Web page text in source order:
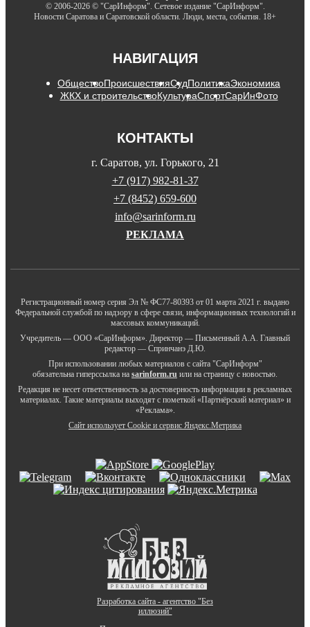
© 2006-2026 © "СарИнформ". Сетевое издание "СарИнформ".
Новости Саратова и Саратовской области. Люди, места, события. 18+
НАВИГАЦИЯ
ОбществоПроисшествияСудПолитикаЭкономика
ЖКХ и строительствоКультураСпортСарИнФото
КОНТАКТЫ
г. Саратов, ул. Горького, 21
+7 (917) 982-81-37
+7 (8452) 659-600
info@sarinform.ru
РЕКЛАМА
Регистрационный номер серия Эл № ФС77-80393 от 01 марта 2021 г. выдано
Федеральной службой по надзору в сфере связи, информационных технологий и
массовых коммуникаций.
Учредитель — ООО «СарИнформ». Директор — Письменный А.А. Главный
редактор — Спринчанэ Д.Ю.
При использовании любых материалов с сайта "СарИнформ"
обязательна гиперссылка на sarinform.ru или на страницу с новостью.
Редакция не несет ответственность за достоверность информации в рекламных
материалах. Такие материалы выходят с пометкой «Партнёрский материал» и
«Реклама».
Сайт использует Cookie и сервиc Яндекс.Метрика
Разработка сайта - агентство "Без
иллюзий"